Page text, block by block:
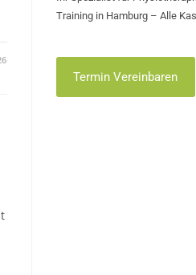
Training in Hamburg – Alle
Termin Vereinbaren